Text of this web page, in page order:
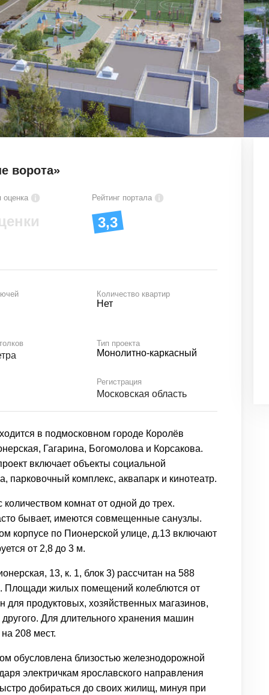
ворота»
оценка Рейтинг портала
3,3
Количество квартир
Нет
Тип проекта
Монолитно-каркасный
Регистрация
Московская область
в подмосковном городе Королёв
Гагарина, Богомолова и Корсакова.
включает объекты социальной
парковочный комплекс, аквапарк и кинотеатр.
комнат от одной до трех.
бывает, имеются совмещенные санузлы.
корпусе по Пионерской улице, д.13 включают
от 2,8 до 3 м.
13, к. 1, блок 3) рассчитан на 588
Площади жилых помещений колеблются от
продуктовых, хозяйственных магазинов,
Для длительного хранения машин
208 мест.
обусловлена близостью железнодорожной
электричкам ярославского направления
добираться до своих жилищ, минуя при